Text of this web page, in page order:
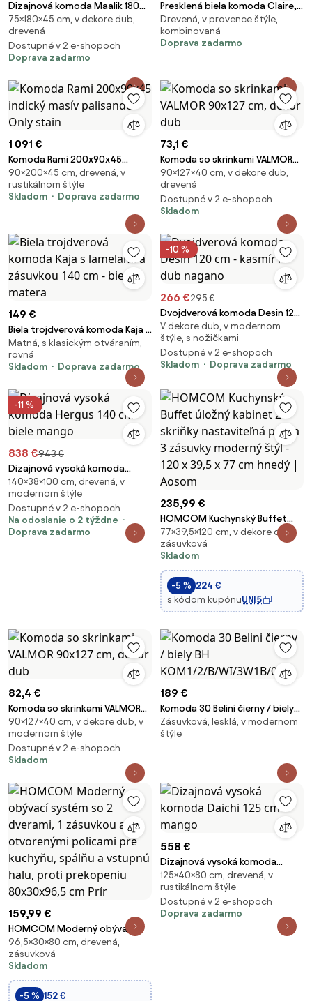
Dizajnová komoda Maalik 180
cm akácia
75×180×45 cm, v dekore dub,
drevená
Dostupné v 2 e-shopoch
Doprava zadarmo
Presklená biela komoda Claire,
kolekcia Victoria
Drevená, v provence štýle,
kombinovaná
Doprava zadarmo
1 091 €
Komoda Rami 200x90x45
indický masív palisander Only
stain
90×200×45 cm, drevená, v
rustikálnom štýle
Skladom
Doprava zadarmo
73,1 €
Komoda so skrinkami VALMOR
90x127 cm, dekor dub
90×127×40 cm, v dekore dub,
drevená
Dostupné v 2 e-shopoch
Skladom
149 €
Biela trojdverová komoda Kaja s
lamelami a zásuvkou 140 cm -
biela / matera
Matná, s klasickým otváraním,
rovná
Skladom
Doprava zadarmo
-10 %
266 €295 €
Dvojdverová komoda Desin 120
cm - kasmír / dub nagano
V dekore dub, v modernom
štýle, s nožičkami
Dostupné v 2 e-shopoch
Skladom
Doprava zadarmo
-11 %
838 €943 €
Dizajnová vysoká komoda
Hergus 140 cm biele mango
140×38×100 cm, drevená, v
modernom štýle
Dostupné v 2 e-shopoch
Na odoslanie o 2 týždne
Doprava zadarmo
235,99 €
HOMCOM Kuchynský Buffet
úložný kabinet 2 skriňky
nastaviteľná polica 3 zásuvky
moderný štýl - 120 x 39,5 x 77
cm hnedý | Aosom
77×39,5×120 cm, v dekore dub,
zásuvková
Skladom
-5 % 224 €
s kódom kupónuUNI5
82,4 €
Komoda so skrinkami VALMOR
90x127 cm, dekor dub
90×127×40 cm, v dekore dub, v
modernom štýle
Dostupné v 2 e-shopoch
Skladom
189 €
Komoda 30 Belini čierny / biely
BH KOM1/2/B/WI/3W1B/0
Zásuvková, lesklá, v modernom
štýle
159,99 €
HOMCOM Moderný obývací
systém so 2 dverami, 1
zásuvkou a 3 otvorenými
policami pre kuchyňu, spálňu a
vstupnú halu, proti prekopeniu
80x30x96,5 cm Prír
96,5×30×80 cm, drevená,
zásuvková
Skladom
-5 % 152 €
558 €
Dizajnová vysoká komoda
Daichi 125 cm mango
125×40×80 cm, drevená, v
rustikálnom štýle
Dostupné v 2 e-shopoch
Doprava zadarmo